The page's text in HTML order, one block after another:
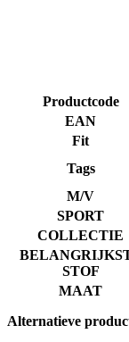
Productcode
EAN
Fit
Tags
M/V
SPORT
COLLECTIE
STOF
MAAT
Alternatieve